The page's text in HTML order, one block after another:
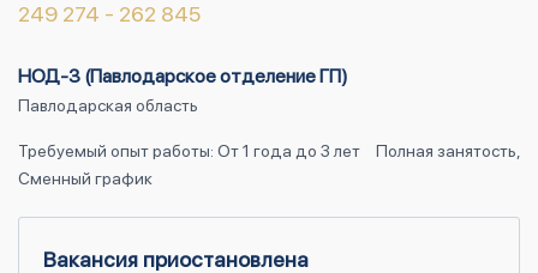
249 274 - 262 845
НОД-3 (Павлодарское отделение ГП)
Павлодарская область
Требуемый опыт работы: От 1 года до 3 лет
Полная занятость,
Сменный график
Вакансия приостановлена